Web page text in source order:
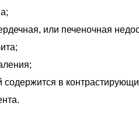
или печеночная
содержится в